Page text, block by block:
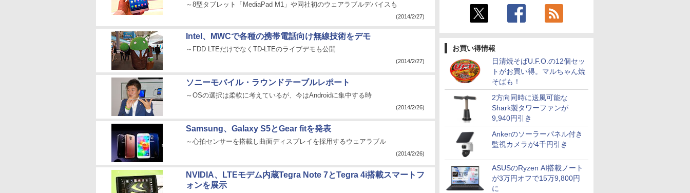
お買い得情報
日清焼そばU.F.O.の12個セッ
トがお買い得。マルちゃん焼
そばも！
2方向同時に送風可能な
Shark製タワーファンが
9,940円引き
Ankerのソーラーパネル付き
監視カメラが4千円引き
ASUSのRyzen AI搭載ノート
が3万円オフで15万9,800円
に
～8型タブレット「MediaPad M1」や同社初のウェアラブルデバイスも
(2014/2/27)
Intel、MWCで各種の携帯電話向け無線技術をデモ
～FDD LTEだけでなくTD-LTEのライブデモも公開
(2014/2/27)
ソニーモバイル・ラウンドテーブルレポート
～OSの選択は柔軟に考えているが、今はAndroidに集中する時
(2014/2/26)
Samsung、Galaxy S5とGear fitを発表
～心拍センサーを搭載し曲面ディスプレイを採用するウェアラブル
(2014/2/26)
NVIDIA、LTEモデム内蔵Tegra Note 7とTegra 4i搭載スマートフ
ォンを展示